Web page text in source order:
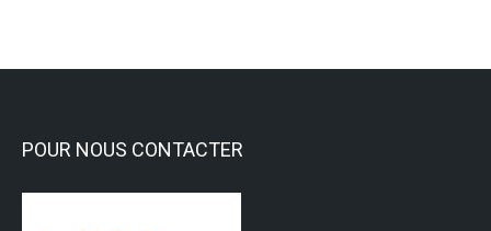
POUR NOUS CONTACTER